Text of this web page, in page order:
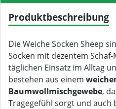
Produktbeschreibung
Die Weiche Socken Sheep
Socken mit dezentem
täglichen Einsatz im Alltag
bestehen aus einem
Baumwollmischgewebe,
Tragegefühl sorgt und auch